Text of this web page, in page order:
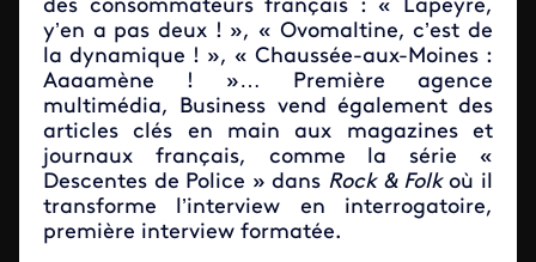
des consommateurs français : « Lapeyre,
y’en a pas deux ! », « Ovomaltine, c’est de
la dynamique ! », « Chaussée-aux-Moines :
Aaaamène ! »… Première agence
multimédia, Business vend également des
articles clés en main aux magazines et
journaux français, comme la série «
Descentes de Police » dans Rock & Folkoù il
transforme l’interview en interrogatoire,
première interview formatée.